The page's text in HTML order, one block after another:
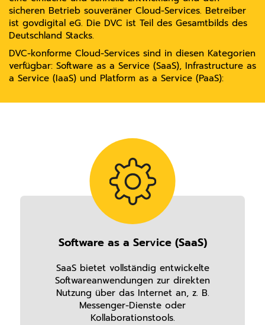
sicheren Betrieb souveräner Cloud-Services. Betreiber
ist govdigital eG. Die DVC ist Teil des Gesamtbilds des
Deutschland Stacks.
DVC-konforme Cloud-Services sind in diesen Kategorien
verfügbar: Software as a Service (SaaS), Infrastructure as
a Service (IaaS) und Platform as a Service (PaaS):
Software as a Service (SaaS)
SaaS bietet vollständig entwickelte
Softwareanwendungen zur direkten
Nutzung über das Internet an, z. B.
Messenger-Dienste oder
Kollaborationstools.